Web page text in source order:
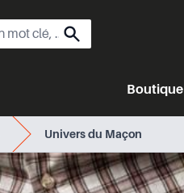
Boutique
Univers du Maçon